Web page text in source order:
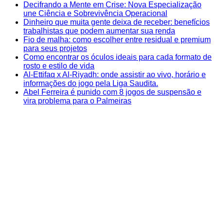
Decifrando a Mente em Crise: Nova Especialização
une Ciência e Sobrevivência Operacional
Dinheiro que muita gente deixa de receber: benefícios
trabalhistas que podem aumentar sua renda
Fio de malha: como escolher entre residual e premium
para seus projetos
Como encontrar os óculos ideais para cada formato de
rosto e estilo de vida
Al-Ettifaq x Al-Riyadh: onde assistir ao vivo, horário e
informações do jogo pela Liga Saudita.
Abel Ferreira é punido com 8 jogos de suspensão e
vira problema para o Palmeiras